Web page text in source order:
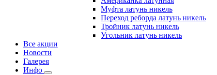
Муфта латунь никель
Переход реборда латунь никель
Тройник латунь никель
Угольник латунь никель
Все акции
Новости
Галерея
Инфо